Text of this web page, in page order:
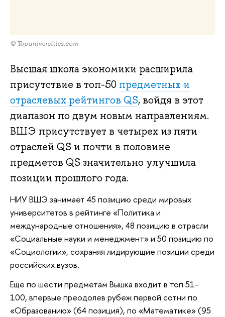
© Topuniversities.com
Высшая школа экономики расширила
присутствие в топ-50 предметных и
отраслевых рейтингов QS, войдя в этот
диапазон по двум новым направлениям.
ВШЭ присутствует в четырех из пяти
отраслей QS и почти в половине
предметов QS значительно улучшила
позиции прошлого года.
НИУ ВШЭ занимает 45 позицию среди мировых
университетов в рейтинге «Политика и
международные отношения», 48 позицию в отрасли
«Социальные науки и менеджмент» и 50 позицию по
«Социологии», сохраняя лидирующие позиции среди
российских вузов.
Еще по шести предметам Вышка входит в топ 51-
100, впервые преодолев рубеж первой сотни по
«Образованию» (64 позиция), по «Математике» (95